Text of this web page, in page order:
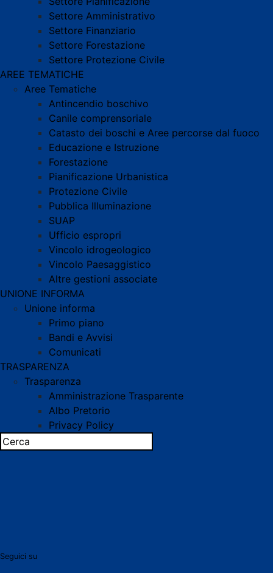
Settore Amministrativo
Settore Finanziario
Settore Forestazione
Settore Protezione Civile
AREE TEMATICHE
Aree Tematiche
Antincendio boschivo
Canile comprensoriale
Catasto dei boschi e Aree percorse dal fuoco
Educazione e Istruzione
Forestazione
Pianificazione Urbanistica
Protezione Civile
Pubblica Illuminazione
SUAP
Ufficio espropri
Vincolo idrogeologico
Vincolo Paesaggistico
Altre gestioni associate
UNIONE INFORMA
Unione informa
Primo piano
Bandi e Avvisi
Comunicati
TRASPARENZA
Trasparenza
Amministrazione Trasparente
Albo Pretorio
Privacy Policy
Seguici su